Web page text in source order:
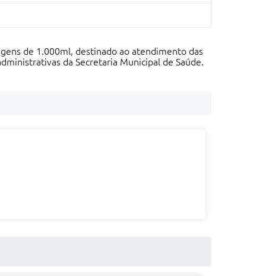
de 1.000ml, destinado ao atendimento das
da Secretaria Municipal de Saúde.